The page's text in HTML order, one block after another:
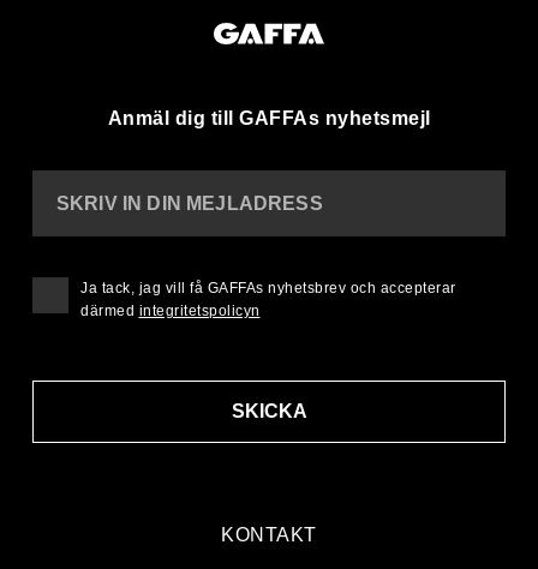
Anmäl dig till GAFFAs nyhetsmejl
KONTAKT
SKRIV IN DIN MEJLADRESS
SKICKA
Ja tack, jag vill få GAFFAs nyhetsbrev och accepterar
därmed integritetspolicyn